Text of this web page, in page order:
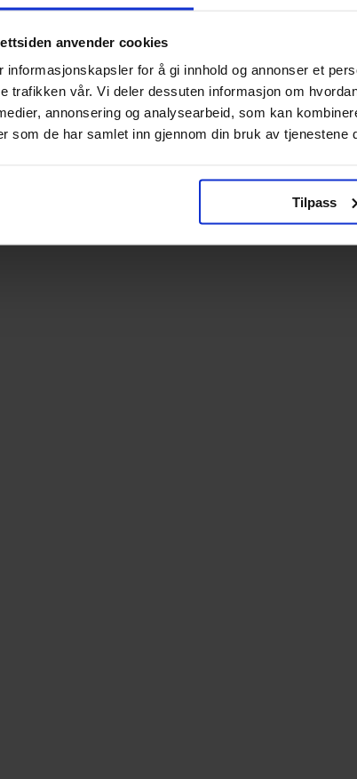
anvender cookies
informasjonskapsler for å gi innhold og annonser et
trafikken vår. Vi deler dessuten informasjon om
annonsering og analysearbeid, som kan
som de har samlet inn gjennom din bruk av tjenestene
Tilpass